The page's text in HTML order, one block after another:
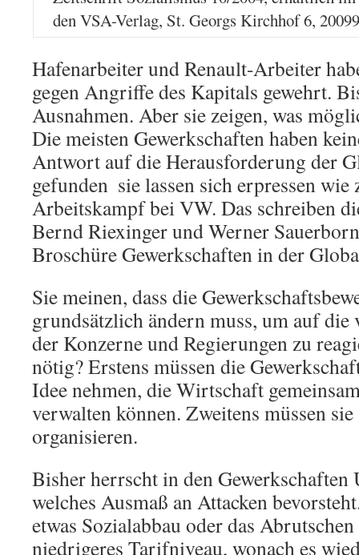
den VSA-Verlag, St. Georgs Kirchhof 6,
Hafenarbeiter und Renault-Arbeiter
gegen Angriffe des Kapitals gewehrt.
Ausnahmen. Aber sie zeigen, was
Die meisten Gewerkschaften haben
Antwort auf die Herausforderung der
gefunden  sie lassen sich erpressen
Arbeitskampf bei VW. Das schreiben
Bernd Riexinger und Werner
Broschüre Gewerkschaften in der
Sie meinen, dass die
grundsätzlich ändern muss, um auf
der Konzerne und Regierungen zu
nötig? Erstens müssen die
Idee nehmen, die Wirtschaft
verwalten können. Zweitens müssen
organisieren.
Bisher herrscht in den
welches Ausmaß an Attacken
etwas Sozialabbau oder das
niedrigeres Tarifniveau, wonach es